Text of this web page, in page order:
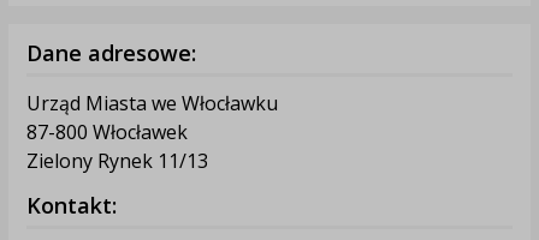
Dane adresowe:
Urząd Miasta we Włocławku
87-800 Włocławek
Zielony Rynek 11/13
Kontakt: